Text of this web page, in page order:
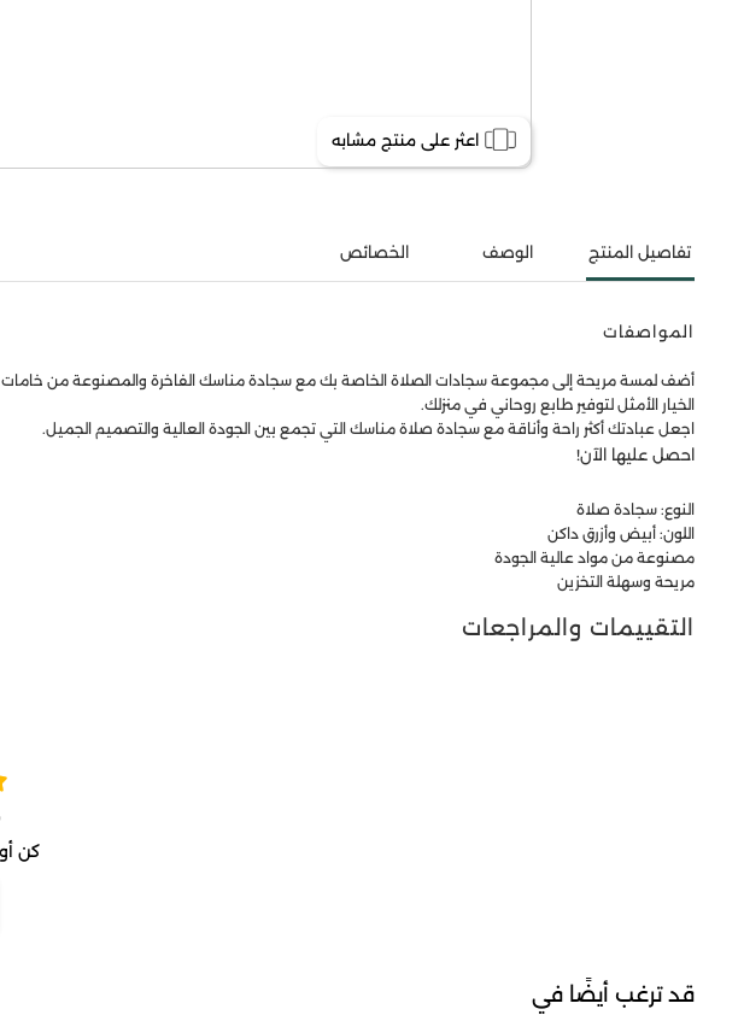
اعثر على منتج مشابه
تفاصيل المنتج الوصف الخصائص
المواصفات
أضف لمسة مريحة إلى مجموعة سجادات الصلاة الخاصة بك مع سجادة مناسك الفاخرة والمصنوعة من خامات عالية
الخيار الأمثل لتوفير طابع روحاني في منزلك.
اجعل عبادتك أكثر راحة وأناقة مع سجادة صلاة مناسك التي تجمع بين الجودة العالية والتصميم الجميل.
احصل عليها الآن!
النوع: سجادة صلاة
اللون: أبيض وأزرق داكن
مصنوعة من مواد عالية الجودة
مريحة وسهلة التخزين
التقييمات والمراجعات
كن
قد ترغب أيضًا في